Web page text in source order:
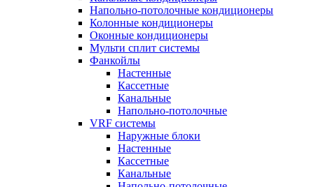
Напольно-потолочные кондиционеры
Колонные кондиционеры
Оконные кондиционеры
Мульти сплит системы
Фанкойлы
Настенные
Кассетные
Канальные
Напольно-потолочные
VRF системы
Наружные блоки
Настенные
Кассетные
Канальные